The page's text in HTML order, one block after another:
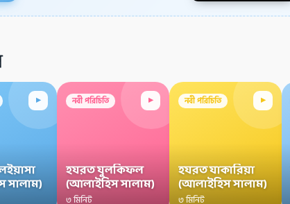
▸
সালাম)
নবী পরিচিতি ▸
হযরত যুলকিফল
(আলাইহিস সালাম)
৩ মিনিট
নবী পরিচিতি ▸
হযরত যাকারিয়া
(আলাইহিস সালাম)
৩ মিনিট